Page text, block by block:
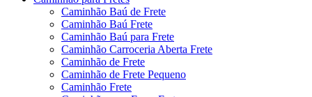
Caminhão Baú de Frete
Caminhão Baú Frete
Caminhão Baú para Frete
Caminhão Carroceria Aberta Frete
Caminhão de Frete
Caminhão de Frete Pequeno
Caminhão Frete